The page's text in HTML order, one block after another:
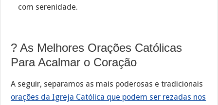
com serenidade.
? As Melhores Orações Católicas
Para Acalmar o Coração
A seguir, separamos as mais poderosas e tradicionais
orações da Igreja Católica que podem ser rezadas nos